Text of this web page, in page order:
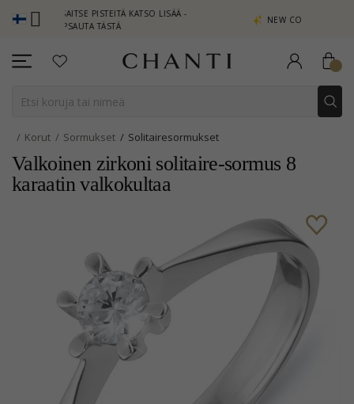
PISTEITÄ KATSO LISÄÄ -
TÄSTÄ
NEW COLLECTION | AURA
Korut Sormukset Solitairesormukset
Valkoinen zirkoni solitaire-sormus 8
karaatin valkokultaa